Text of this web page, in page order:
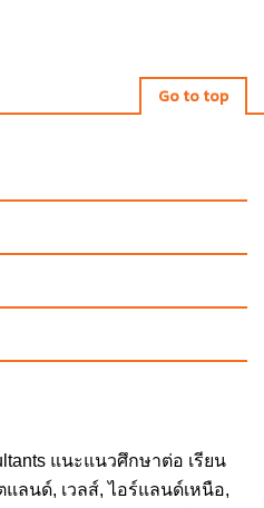
Go to top
แนะแนวศึกษาต่อ เรียน
ลนด์, เวลส์, ไอร์แลนด์เหนือ,